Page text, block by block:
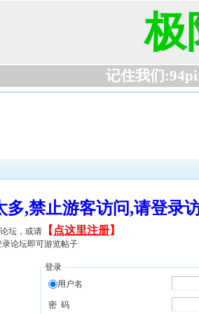
极
记住我们
多,禁止游客访问,请登
坛，或请 【 点这里注册】
论坛即可游览帖子
登录
用户名
密 码